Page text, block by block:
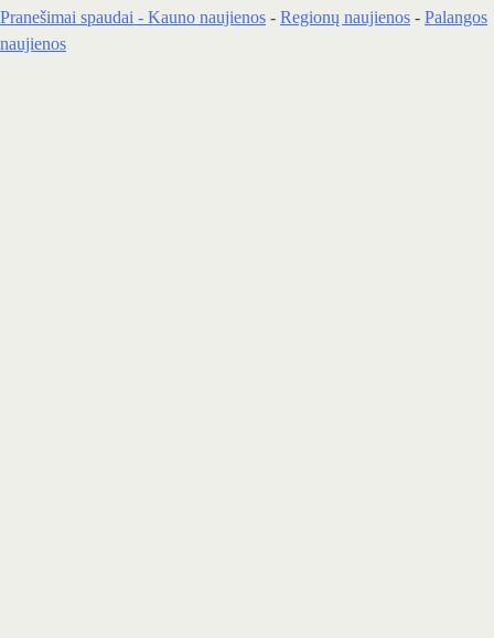
Pranešimai spaudai - Kauno naujienos - Regionų naujienos - Palangos
naujienos